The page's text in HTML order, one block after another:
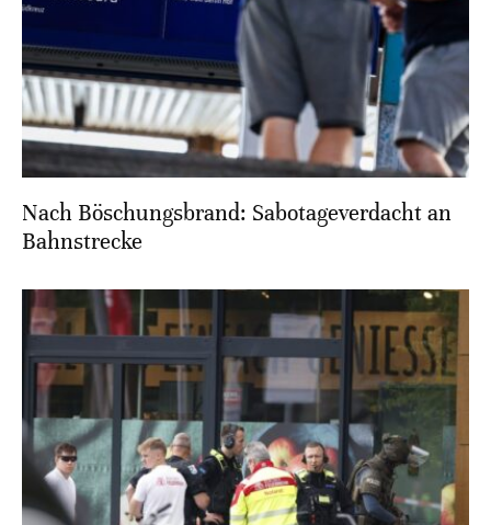
Nach Böschungsbrand: Sabotageverdacht an
Bahnstrecke